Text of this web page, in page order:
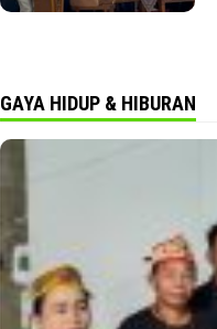
GAYA HIDUP & HIBURAN